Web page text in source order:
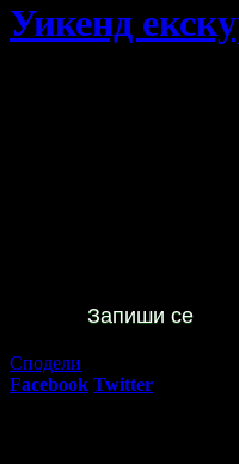
Уикенд
Запиши се
Сподели
Facebook Twitter